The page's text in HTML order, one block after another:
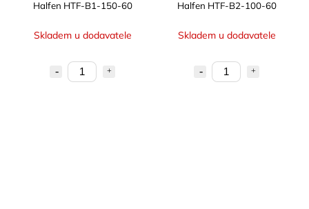
Halfen HTF-B1-150-60
Skladem u dodavatele
Halfen HTF-B2-100-60
Skladem u dodavatele